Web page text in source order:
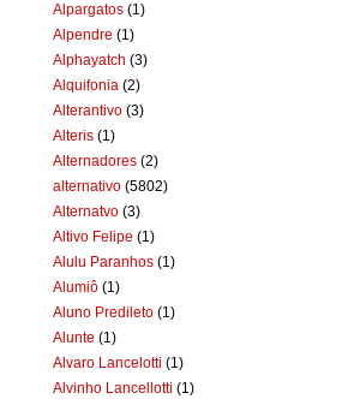
Alpargatos (1)
Alpendre (1)
Alphayatch (3)
Alquifonia (2)
Alterantivo (3)
Alteris (1)
Alternadores (2)
alternativo (5802)
Alternatvo (3)
Altivo Felipe (1)
Alulu Paranhos (1)
Alumiô (1)
Aluno Predileto (1)
Alunte (1)
Alvaro Lancelotti (1)
Alvinho Lancellotti (1)